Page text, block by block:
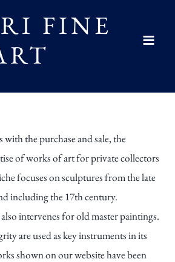
FINE
with the purchase and sale, the
of works of art for private collectors
focuses on sculptures from the late
including the 17th century.
intervenes for old master paintings.
are used as key instruments in its
shown on our website have been